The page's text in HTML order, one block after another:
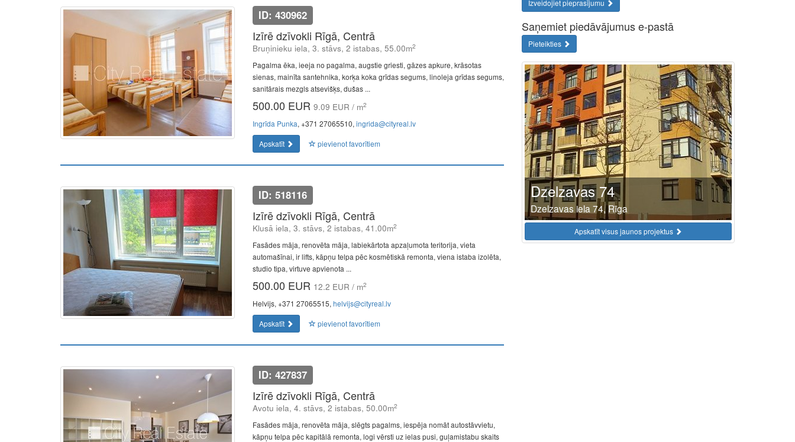
ID: 430962
Izīrē dzīvokli Rīgā, Centrā
Bruņinieku iela, 3. stāvs, 2 istabas, 55.00m2
Pagalma ēka, ieeja no pagalma, augstie griesti, gāzes apkure, krāsotas
sienas, mainīta santehnika, korķa koka grīdas segums, linoleja grīdas segums,
sanitārais mezgls atsevišķs, dušas ...
500.00 EUR 9.09 EUR / m2
Ingrīda Punka, +371 27065510, ingrida@cityreal.lv
Apskatīt
pievienot favorītiem
ID: 518116
Izīrē dzīvokli Rīgā, Centrā
Klusā iela, 3. stāvs, 2 istabas, 41.00m2
Fasādes māja, renovēta māja, labiekārtota apzaļumota teritorija, vieta
automašīnai, ir lifts, kāpņu telpa pēc kosmētiskā remonta, viena istaba izolēta,
studio tipa, virtuve apvienota ...
500.00 EUR 12.2 EUR / m2
Helvijs, +371 27065515, helvijs@cityreal.lv
Apskatīt
pievienot favorītiem
ID: 427837
Izīrē dzīvokli Rīgā, Centrā
Avotu iela, 4. stāvs, 2 istabas, 50.00m2
Fasādes māja, renovēta māja, slēgts pagalms, iespēja nomāt autostāvvietu,
kāpņu telpa pēc kapitālā remonta, logi vērsti uz ielas pusi, guļamistabu skaits
Izveidojiet pieprasījumu
Saņemiet piedāvājumus e-pastā
Pieteikties
Dzelzavas 74
Dzelzavas iela 74, Rīga
Apskatīt visus jaunos projektus